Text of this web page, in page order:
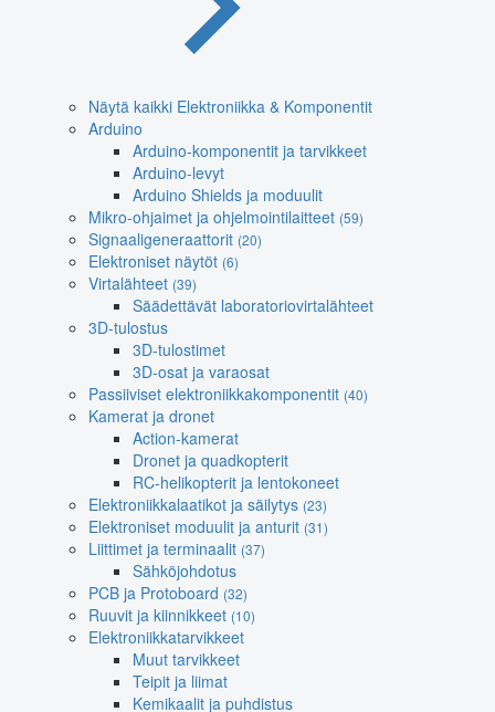
Näytä kaikki Elektroniikka & Komponentit
Arduino
Arduino-komponentit ja tarvikkeet
Arduino-levyt
Arduino Shields ja moduulit
Mikro-ohjaimet ja ohjelmointilaitteet (59)
Signaaligeneraattorit (20)
Elektroniset näytöt (6)
Virtalähteet (39)
Säädettävät laboratoriovirtalähteet
3D-tulostus
3D-tulostimet
3D-osat ja varaosat
Passiiviset elektroniikkakomponentit (40)
Kamerat ja dronet
Action-kamerat
Dronet ja quadkopterit
RC-helikopterit ja lentokoneet
Elektroniikkalaatikot ja säilytys (23)
Elektroniset moduulit ja anturit (31)
Liittimet ja terminaalit (37)
Sähköjohdotus
PCB ja Protoboard (32)
Ruuvit ja kiinnikkeet (10)
Elektroniikkatarvikkeet
Muut tarvikkeet
Teipit ja liimat
Kemikaalit ja puhdistus